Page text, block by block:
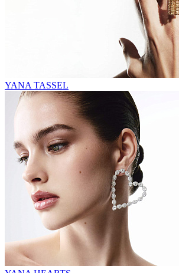
YANA TASSEL